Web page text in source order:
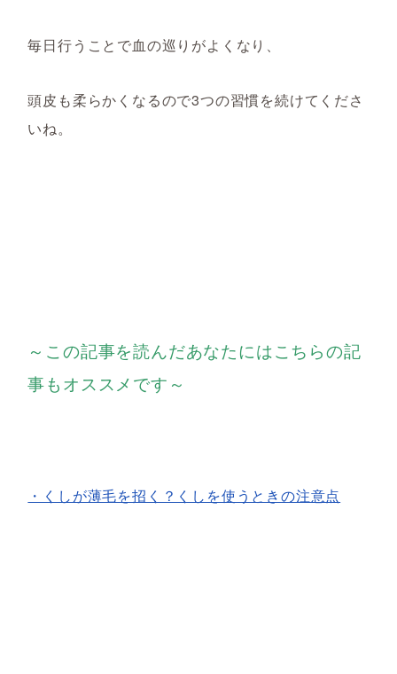
毎日行うことで血の巡りがよくなり、
頭皮も柔らかくなるので3つの習慣を続けてくださ
いね。
～この記事を読んだあなたにはこちらの記
事もオススメです～
・くしが薄毛を招く？くしを使うときの注意点